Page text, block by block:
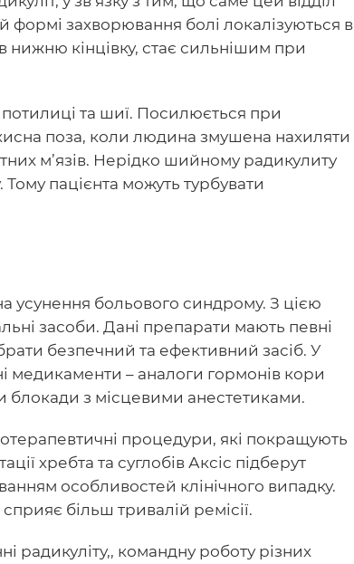
захворювання болі локалізуються в
нижню кінцівку, стає сильнішим при
та шиї. Посилюється при
поза, коли людина змушена нахиляти
м’язів. Нерідко шийному радикулиту
пацієнта можуть турбувати
усунення больового синдрому. З цією
засоби. Дані препарати мають певні
безпечний та ефективний засіб. У
медикаменти – аналоги гормонів кори
з місцевими анестетиками.
процедури, які покращують
хребта та суглобів Аксіс підберут
особливостей клінічного випадку.
більш тривалій ремісії.
радикуліту,, командну роботу різних